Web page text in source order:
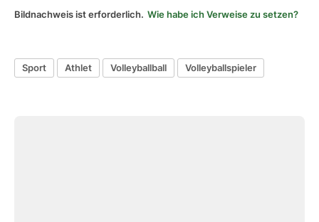
Bildnachweis ist erforderlich. Wie habe ich Verweise zu setzen?
Sport Athlet Volleyballball Volleyballspieler